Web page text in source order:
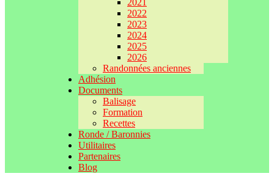
2021
2022
2023
2024
2025
2026
Randonnées anciennes
Adhésion
Documents
Balisage
Formation
Recettes
Ronde / Baronnies
Utilitaires
Partenaires
Blog